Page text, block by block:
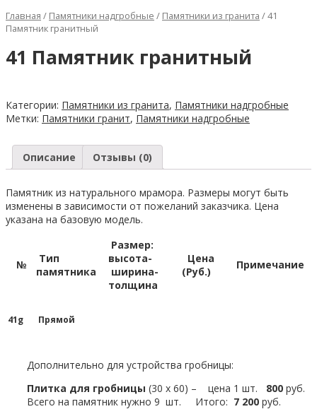
Главная / Памятники надгробные / Памятники из гранита / 41
Памятник гранитный
41 Памятник гранитный
Категории: Памятники из гранита, Памятники надгробные
Метки: Памятники гранит, Памятники надгробные
Описание Отзывы (0)
Памятник из натурального мрамора. Размеры могут быть
изменены в зависимости от пожеланий заказчика. Цена
указана на базовую модель.
№
Тип
памятника
Размер:
высота-
ширина-
толщина
Цена
(Руб.)
Примечание
41g Прямой
Дополнительно для устройства гробницы:
Плитка для гробницы (30 х 60) – цена 1 шт. 800 руб.
Всего на памятник нужно 9 шт. Итого: 7 200 руб.